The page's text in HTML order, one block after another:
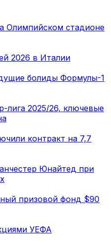
Олимпийском стадионе
2026 в Италии
болиды Формулы-1
лига 2025/26, ключевые
контракт на 7,7
Юнайтед при
призовой фонд $90
УЕФА